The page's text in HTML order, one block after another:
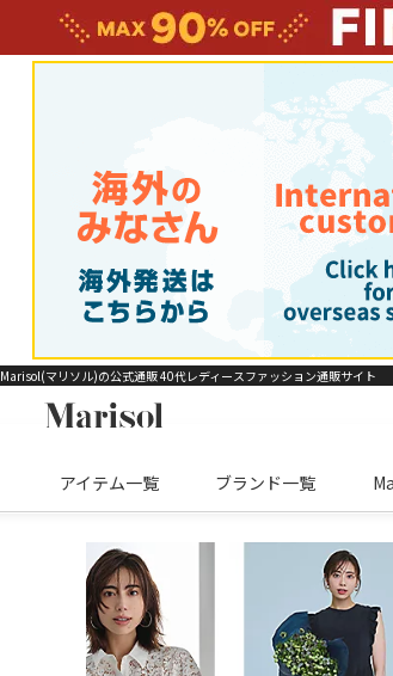
Marisol(マリソル)の公式通販 40代レディースファッション通販サイト
アイテム一覧 ブランド一覧